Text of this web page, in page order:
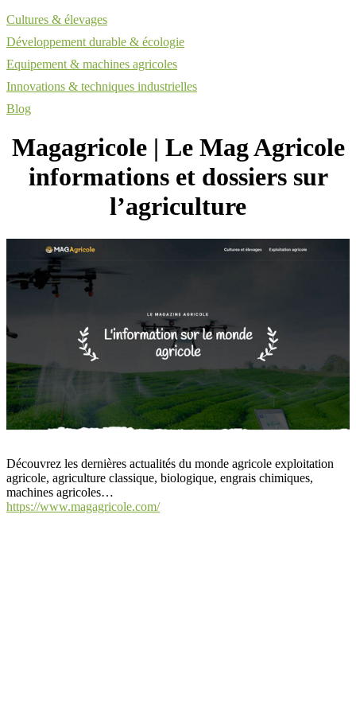
Cultures & élevages
Développement durable & écologie
Equipement & machines agricoles
Innovations & techniques industrielles
Blog
Magagricole | Le Mag Agricole
infor­ma­tions et dossiers sur
l’agriculture
Découvrez les dernières actualités du monde agricole exploitation
agricole, agriculture classique, biologique, engrais chimiques,
machines agricoles…
https://www.magagricole.com/